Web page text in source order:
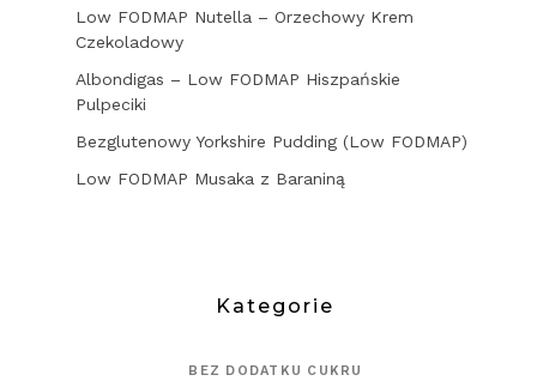
Low FODMAP Nutella – Orzechowy Krem
Czekoladowy
Albondigas – Low FODMAP Hiszpańskie
Pulpeciki
Bezglutenowy Yorkshire Pudding (Low FODMAP)
Low FODMAP Musaka z Baraniną
Kategorie
BEZ DODATKU CUKRU